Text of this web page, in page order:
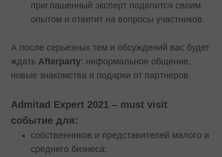
приглашенный эксперт поделится своим
опытом и ответит на вопросы участников.
А после серьезных тем и обсуждений вас будет
ждать Afterparty: неформальное общение,
новые знакомства и подарки от партнеров.
Admitad Expert 2021 – must visit
событие для:
собственников и представителей малого и
среднего бизнеса;